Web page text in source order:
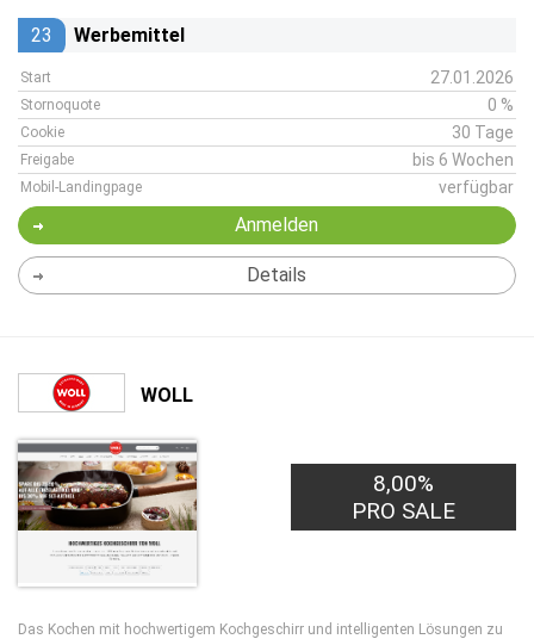
23 Werbemittel
Start 27.01.2026
Stornoquote 0 %
Cookie 30 Tage
Freigabe bis 6 Wochen
Mobil-Landingpage verfügbar
Anmelden
Details
WOLL
8,00%
PRO SALE
Das Kochen mit hochwertigem Kochgeschirr und intelligenten Lösungen zu